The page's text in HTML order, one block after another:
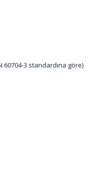
60704-3 standardına göre)